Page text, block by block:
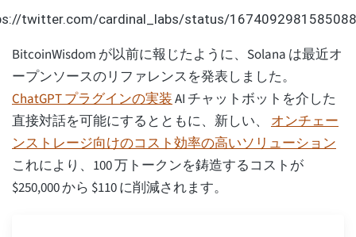
twitter.com/cardinal_labs/status/
BitcoinWisdom が以前に報じたように、Solana は最近オ
ープンソースのリファレンスを発表しました。
ChatGPT プラグインの実装AI チャットボットを介した
直接対話を可能にするとともに、新しい、 オンチェー
ンストレージ向けのコスト効率の高いソリューション
これにより、100 万トークンを鋳造するコストが
$250,000 から $110 に削減されます。